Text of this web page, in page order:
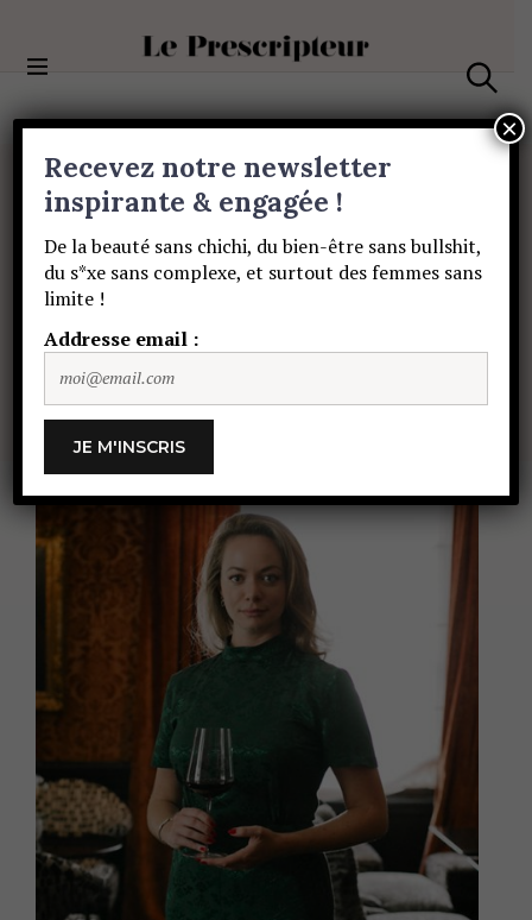
Le Prescripteur
e
a
PORTRAITS
Gabrielle
Vizzavona,Reine
duvin!
PAULINE DE SAINT SAUVEUR
14 OCTOBRE
2018
Recevez notre newsletter
inspirante & engagée !
De la beauté sans chichi, du bien-être sans bullshit,
du s*xe sans complexe, et surtout des femmes sans
limite !
Addresse email :
×